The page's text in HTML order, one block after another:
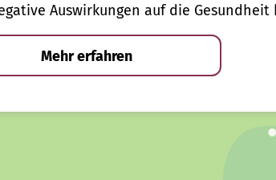
Auswirkungen auf die Gesundheit
Mehr erfahren